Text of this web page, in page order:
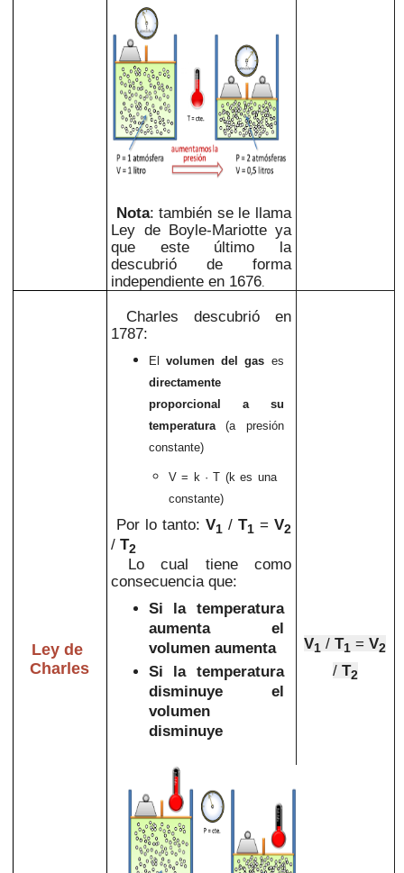
Nota: también se le llama
Ley de Boyle-Mariotte ya
que este último la
descubrió de forma
independiente en 1676.
Ley de
Charles
Charles descubrió en
1787:
El volumen del gas es
directamente
proporcional a su
temperatura(a presión
constante)
V = k · T (k es una
constante)
Por lo tanto: V1 / T1 =V2
/T2
Lo cual tiene como
consecuencia que:
Si la temperatura
aumenta el
volumen aumenta
Si la temperatura
disminuye el
volumen
disminuye
V1 / T1 =V2
/ T2